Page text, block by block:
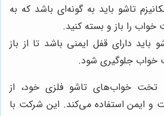
تاشو باید به گونه‌ای باشد که به
خواب را باز و بسته کنید.
باید دارای قفل ایمنی باشد تا از باز
خواب جلوگیری شود.
تخت خواب‌های تاشو فلزی خود، از
و ایمن استفاده می‌کند. این شرکت با